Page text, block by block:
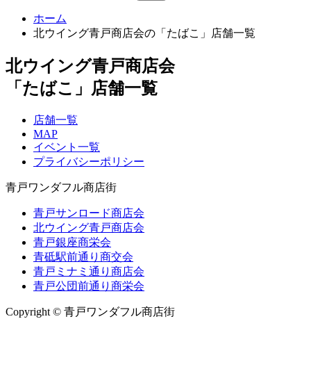
ホーム
北ウイング青戸商店会の「たばこ」店舗一覧
北ウイング青戸商店会
「たばこ」店舗一覧
店舗一覧
MAP
イベント一覧
プライバシーポリシー
青戸ワンダフル商店街
青戸サンロード商店会
北ウイング青戸商店会
青戸銀座商栄会
青砥駅前通り商交会
青戸ミナミ通り商店会
青戸公団前通り商栄会
Copyright © 青戸ワンダフル商店街